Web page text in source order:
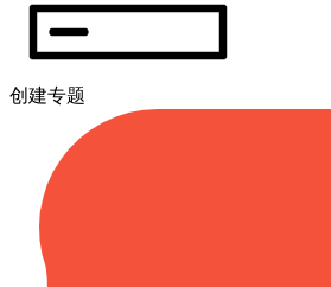
创建专题